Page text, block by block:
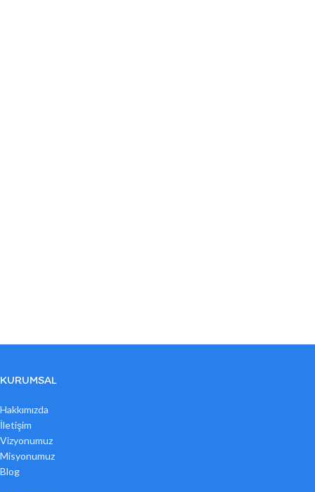
KURUMSAL
Hakkımızda
İletişim
Vizyonumuz
Misyonumuz
Blog